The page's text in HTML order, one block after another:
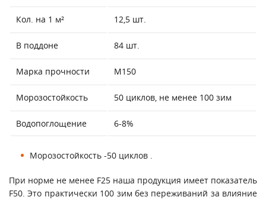
Кол. на 1 м² 12,5 шт.
В поддоне 84 шт.
Марка прочности М150
Морозостойкость 50 циклов, не менее 100 зим
Водопоглощение 6-8%
Морозостойкость -50 циклов .
При норме не менее F25 наша продукция имеет показатель
F50. Это практически 100 зим без переживаний за влияние